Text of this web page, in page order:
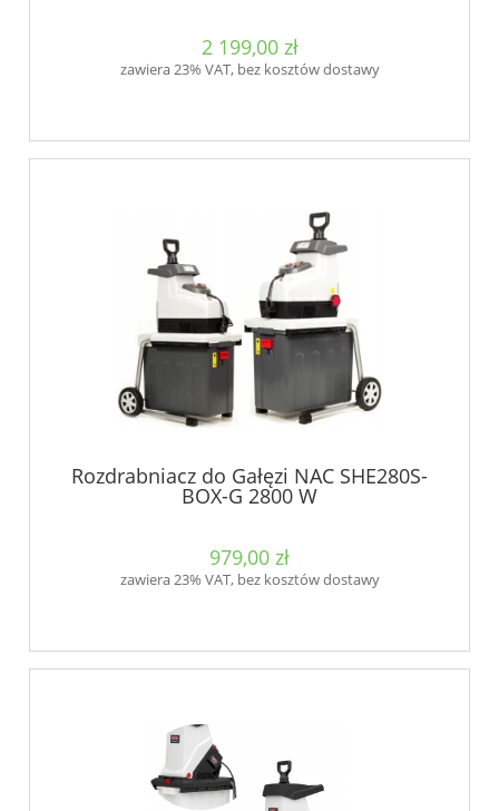
2 199,00 zł
zawiera 23% VAT, bez kosztów dostawy
Rozdrabniacz do Gałęzi NAC SHE280S-
BOX-G 2800 W
979,00 zł
zawiera 23% VAT, bez kosztów dostawy